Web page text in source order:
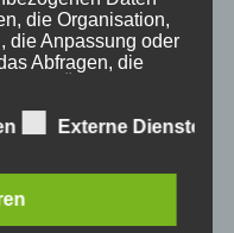
die Organisation,
die Anpassung oder
Abfragen, die
die Verknüpfung,
Externe Dienste